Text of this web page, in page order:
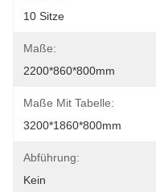
10 Sitze
Maße:
2200*860*800mm
Maße Mit Tabelle:
3200*1860*800mm
Abführung:
Kein